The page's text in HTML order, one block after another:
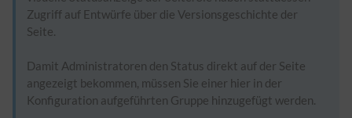
Zugriff auf Entwürfe über die Versionsgeschichte der
Seite.
Damit Administratoren den Status direkt auf der Seite
angezeigt bekommen, müssen Sie einer hier in der
Konfiguration aufgeführten Gruppe hinzugefügt werden.